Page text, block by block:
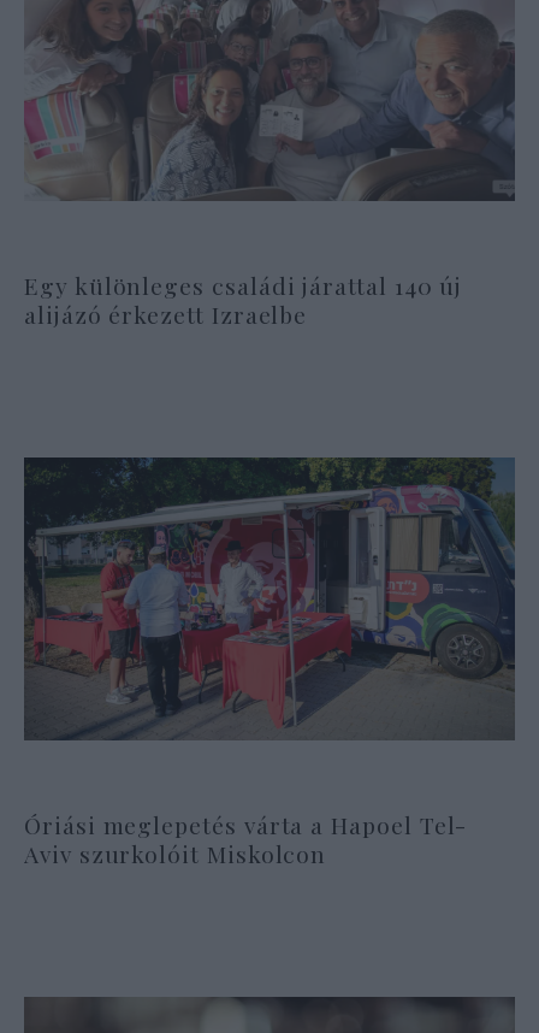
Egy különleges családi járattal 140 új
alijázó érkezett Izraelbe
Óriási meglepetés várta a Hapoel Tel-
Aviv szurkolóit Miskolcon